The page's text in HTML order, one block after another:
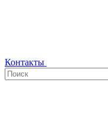
Контакты